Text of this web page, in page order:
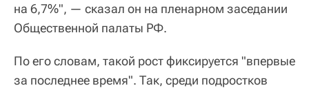
на 6,7%", — сказал он на пленарном заседании
Общественной палаты РФ.
По его словам, такой рост фиксируется "впервые
за последнее время". Так, среди подростков